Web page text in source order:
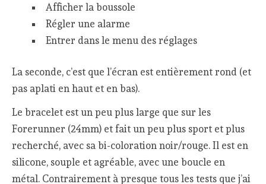
Afficher la boussole
Régler une alarme
Entrer dans le menu des réglages
La seconde, c’est que l’écran est entièrement rond (et
pas aplati en haut et en bas).
Le bracelet est un peu plus large que sur les
Forerunner (24mm) et fait un peu plus sport et plus
recherché, avec sa bi-coloration noir/rouge. Il est en
silicone, souple et agréable, avec une boucle en
métal. Contrairement à presque tous les tests que j’ai